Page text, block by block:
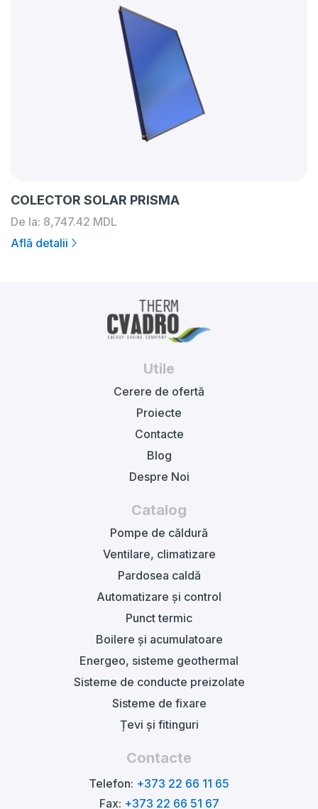
COLECTOR SOLAR PRISMA
De la: 8,747.42 MDL
Află detalii
Utile
Cerere de ofertă
Proiecte
Contacte
Blog
Despre Noi
Catalog
Pompe de căldură
Ventilare, climatizare
Pardosea caldă
Automatizare și control
Punct termic
Boilere și acumulatoare
Energeo, sisteme geothermal
Sisteme de conducte preizolate
Sisteme de fixare
Țevi și fitinguri
Contacte
Telefon: +373 22 66 11 65
Fax: +373 22 66 51 67